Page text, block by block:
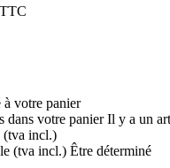
votre panier
dans votre panierIl y a un
(tva incl.)
(tva incl.) Être déterminé